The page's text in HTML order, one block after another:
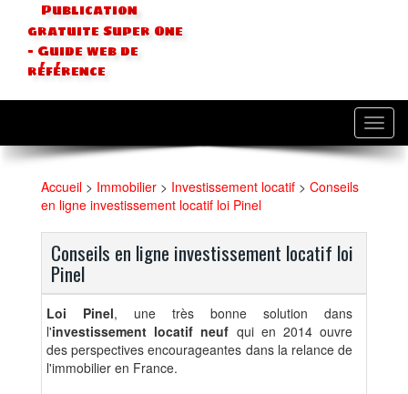
Publication
gratuite Super One
- Guide web de
référence
Accueil > Immobilier > Investissement locatif > Conseils
en ligne investissement locatif loi Pinel
Conseils en ligne investissement locatif loi
Pinel
Loi Pinel, une très bonne solution dans
l'investissement locatif neuf qui en 2014 ouvre
des perspectives encourageantes dans la relance de
l'immobilier en France.